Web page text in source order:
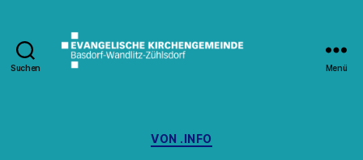
Suchen Menü
Kategorien
VON .INFO